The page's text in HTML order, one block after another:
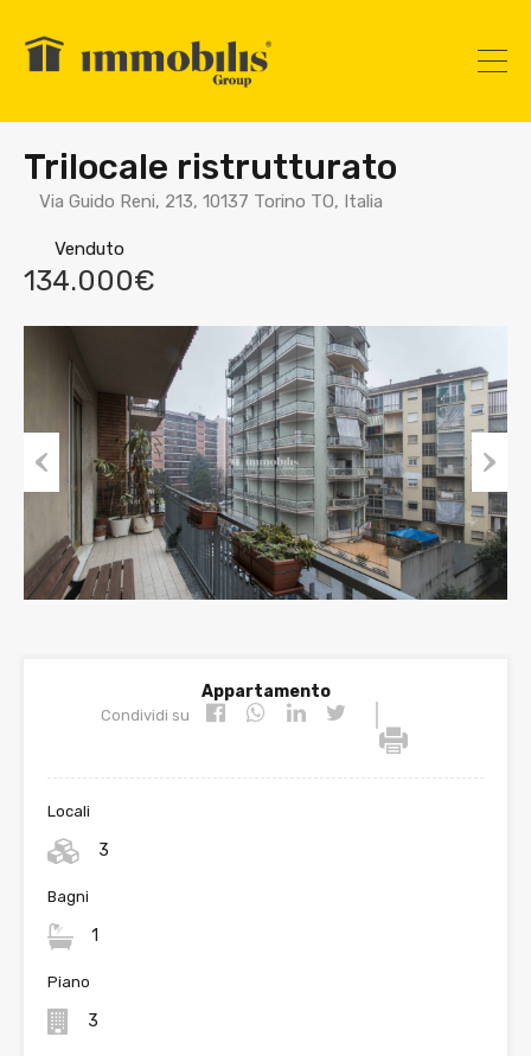
Trilocale ristrutturato
Via Guido Reni, 213, 10137 Torino TO, Italia
Venduto
134.000€
Nex
t
Appartamento
Condividi su
Locali
3
Bagni
1
Piano
3